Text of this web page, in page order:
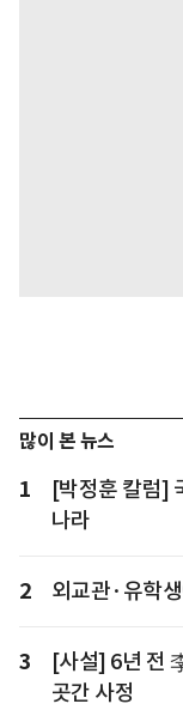
많이 본 뉴스
1
[박정훈 칼럼]
나라
2 외교관·유학
3
[사설] 6년 전
곳간 사정